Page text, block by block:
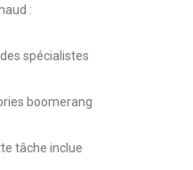
:
spécialistes
boomerang
tâche inclue